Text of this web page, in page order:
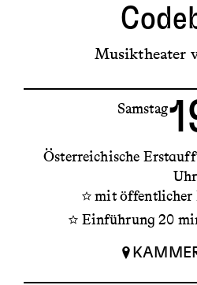
Musiktheater
Samstag
Österreichische
Uhr
mit öffentlicher
Einführung 20